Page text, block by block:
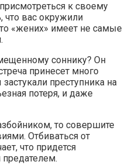
к своему
что вас окружили
«жених» имеет не самые
соннику? Он
принесет много
преступника на
потеря, и даже
то совершите
Отбиваться от
что придется